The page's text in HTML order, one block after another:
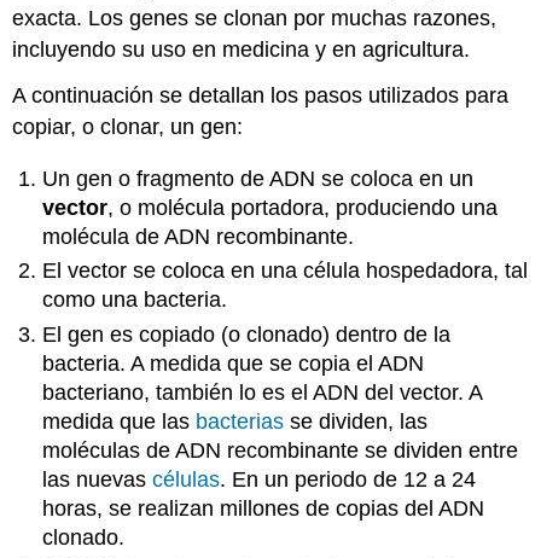
exacta. Los genes se clonan por muchas razones,
incluyendo su uso en medicina y en agricultura.
A continuación se detallan los pasos utilizados para
copiar, o clonar, un gen:
Un gen o fragmento de ADN se coloca en un
vector, o molécula portadora, produciendo una
molécula de ADN recombinante.
El vector se coloca en una célula hospedadora, tal
como una bacteria.
El gen es copiado (o clonado) dentro de la
bacteria. A medida que se copia el ADN
bacteriano, también lo es el ADN del vector. A
medida que las bacterias se dividen, las
moléculas de ADN recombinante se dividen entre
las nuevascélulas. En un periodo de 12 a 24
horas, se realizan millones de copias del ADN
clonado.